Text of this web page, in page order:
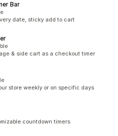
Bar
date, sticky add to cart
& side cart as a checkout timer
store weekly or on specific days
countdown timers